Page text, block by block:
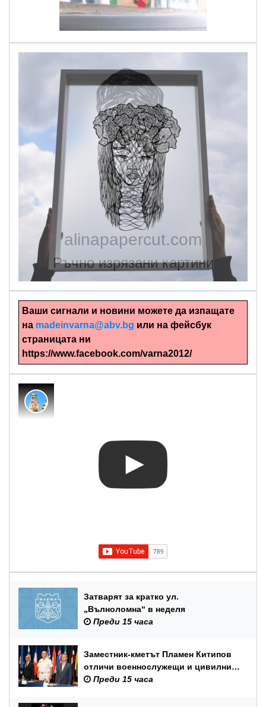
alinapapercut.com
Ръчно изрязани картини
Ваши сигнали и новини можете да изпащате
на madeinvarna@abv.bg или на фейсбук
страницата ни
https://www.facebook.com/varna2012/
Затварят за кратко ул.
„Вълноломна“ в неделя
Преди 15 часа
Заместник-кметът Пламен Китипов
отличи военнослужещи и цивилни
служители по повод Празника на
Преди 15 часа